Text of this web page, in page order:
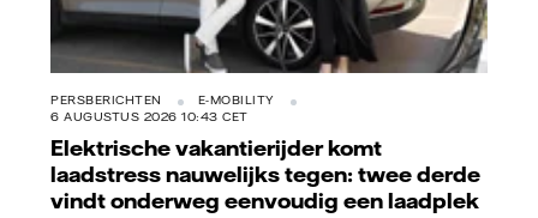
PERSBERICHTEN
E-MOBILITY
6 AUGUSTUS 2026 10:43 CET
Elektrische vakantierijder komt
laadstress nauwelijks tegen: twee derde
vindt onderweg eenvoudig een laadplek